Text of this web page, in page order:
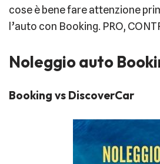
cose è bene fare attenzione
l’auto con Booking. PRO,
Noleggio auto
Booking vs DiscoverCar